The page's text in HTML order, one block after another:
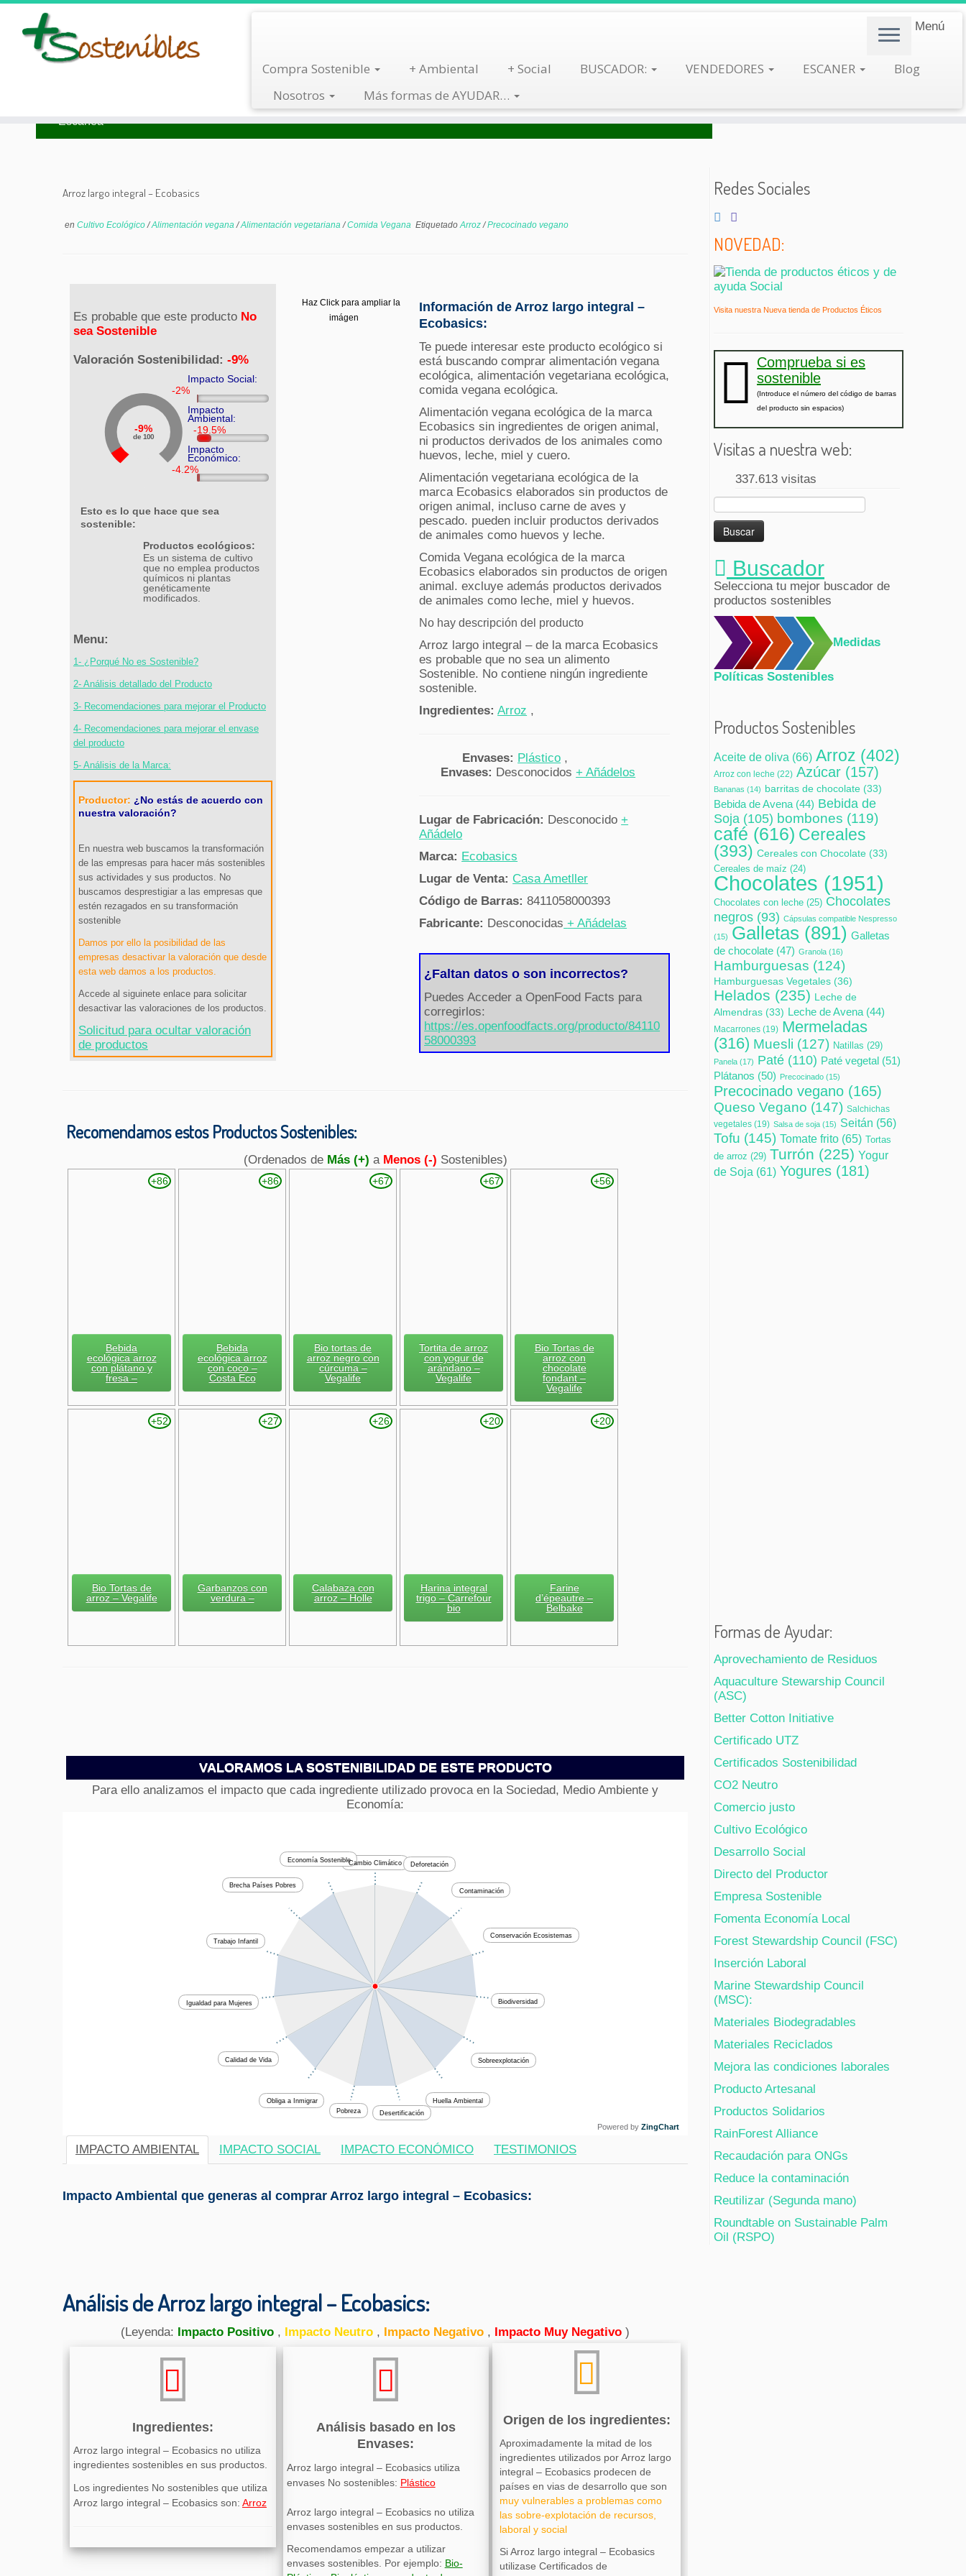
Saltar
contenido
Menú
Compra Sostenible + Ambiental + Social BUSCADOR: VENDEDORES ESCANER
Blog
Nosotros
Más formas de AYUDAR…
Escanea
Arroz largo integral – Ecobasics
en Cultivo Ecológico/Alimentación vegana/Alimentación vegetariana/Comida Vegana EtiquetadoArroz/Precocinado vegano
Es probable que este producto No
sea Sostenible
Valoración Sostenibilidad: -9%
9%
de 100
Impacto Social:
Impacto
Ambiental:
Impacto
Económico:
Esto es lo que hace que sea
sostenible:
Productos ecológicos:
Es un sistema de cultivo
que no emplea productos
químicos ni plantas
genéticamente
modificados.
Menu:
1- ¿Porqué No es Sostenible?
2- Análisis detallado del Producto
3- Recomendaciones para mejorar el Producto
4- Recomendaciones para mejorar el envase
del producto
5- Análisis de la Marca:
Productor: ¿No estás de acuerdo con
nuestra valoración?
En nuestra web buscamos la transformación
de las empresas para hacer más sostenibles
sus actividades y sus productos. No
buscamos desprestigiar a las empresas que
estén rezagados en su transformación
sostenible
Damos por ello la posibilidad de las
empresas desactivar la valoración que desde
esta web damos a los productos.
Accede al siguinete enlace para solicitar
desactivar las valoraciones de los productos.
Solicitud para ocultar valoración
de productos
Haz Click para ampliar la
imágen
Información de Arroz largo integral –
Ecobasics:
Te puede interesar este producto ecológico si
está buscando comprar alimentación vegana
ecológica, alimentación vegetariana ecológica,
comida vegana ecológica.
Alimentación vegana ecológica de la marca
Ecobasics sin ingredientes de origen animal,
ni productos derivados de los animales como
huevos, leche, miel y cuero.
Alimentación vegetariana ecológica de la
marca Ecobasics elaborados sin productos de
origen animal, incluso carne de aves y
pescado. pueden incluir productos derivados
de animales como huevos y leche.
Comida Vegana ecológica de la marca
Ecobasics elaborados sin productos de origen
animal. excluye además productos derivados
de animales como leche, miel y huevos.
No hay descripción del producto
Arroz largo integral – de la marca Ecobasics
es probable que no sea un alimento
Sostenible. No contiene ningún ingrediente
sostenible.
Ingredientes: Arroz ,
Envases: Plástico ,
Envases: Desconocidos+ Añádelos
Lugar de Fabricación: Desconocido+
Añádelo
Marca: Ecobasics
Lugar de Venta: Casa Ametller
Código de Barras:8411058000393
Fabricante: Desconocidas + Añádelas
¿Faltan datos o son incorrectos?
Puedes Acceder a OpenFood Facts para
corregirlos:
https://es.openfoodfacts.org/producto/84110
58000393
Recomendamos estos Productos Sostenibles:
(Ordenados de Más (+) a Menos (-) Sostenibles)
+86
Bebida
ecológica arroz
con plátano y
fresa –
+86
Bebida
ecológica arroz
con coco –
Costa Eco
+67
Bio tortas de
arroz negro con
cúrcuma –
Vegalife
+67
Tortita de arroz
con yogur de
arándano –
Vegalife
+56
Bio Tortas de
arroz con
chocolate
fondant –
Vegalife
+52
Bio Tortas de
arroz – Vegalife
+27
Garbanzos con
verdura –
+26
Calabaza con
arroz – Holle
+20
Harina integral
trigo – Carrefour
bio
+20
Farine
d’épeautre –
Belbake
VALORAMOS LA SOSTENIBILIDAD DE ESTE PRODUCTO
Para ello analizamos el impacto que cada ingrediente utilizado provoca en la Sociedad, Medio Ambiente y
Economía:
Cambio Climático Deforetación
Contaminación
Conservación Ecosistemas
Biodiversidad
Sobreexplotación
Huella Ambiental
Desertificación
Pobreza
Obliga a Inmigrar
Calidad de Vida
Igualdad para Mujeres
Trabajo Infantil
Brecha Países Pobres
Economía Sostenible
Powered by ZingChart
IMPACTO AMBIENTAL IMPACTO SOCIAL IMPACTO ECONÓMICO TESTIMONIOS
Impacto Ambiental que generas al comprar Arroz largo integral – Ecobasics:
Análisis de Arroz largo integral – Ecobasics:
(Leyenda: Impacto Positivo , Impacto Neutro , Impacto Negativo , Impacto Muy Negativo )
Ingredientes:
Arroz largo integral – Ecobasics no utiliza
ingredientes sostenibles en sus productos.
Los ingredientes No sostenibles que utiliza
Arroz largo integral – Ecobasics son: Arroz
Análisis basado en los
Envases:
Arroz largo integral – Ecobasics utiliza
envases No sostenibles: Plástico
Arroz largo integral – Ecobasics no utiliza
envases sostenibles en sus productos.
Recomendamos empezar a utilizar
envases sostenibles. Por ejemplo: Bio-
Origen de los ingredientes:
Aproximadamente la mitad de los
ingredientes utilizados por Arroz largo
integral – Ecobasics prodecen de
países en vias de desarrollo que son
muy vulnerables a problemas como
las sobre-explotación de recursos,
laboral y social
Si Arroz largo integral – Ecobasics
utilizase Certificados de
Redes Sociales
NOVEDAD:
Visita nuestra Nueva tienda de Productos Éticos
Comprueba si es
sostenible
(Introduce el número del código de barras
del producto sin espacios)
Visitas a nuestra web:
337.613 visitas
Buscador
Selecciona tu mejor buscador de
productos sostenibles
Medidas
Políticas Sostenibles
Productos Sostenibles
Aceite de oliva (66) Arroz (402)
Arroz con leche (22) Azúcar (157)
Bananas (14) barritas de chocolate (33)
Bebida de Avena(44) Bebida de
Soja (105) bombones (119)
café (616) Cereales
(393) Cereales con Chocolate (33)
Cereales de maíz (24)
Chocolates (1951)
Chocolates con leche (25) Chocolates
negros (93) Cápsulas compatible Nespresso
(15) Galletas (891) Galletas
de chocolate (47) Granola (16)
Hamburguesas (124)
Hamburguesas Vegetales (36)
Helados (235) Leche de
Almendras (33) Leche de Avena(44)
Macarrones (19) Mermeladas
(316) Muesli (127) Natillas (29)
Panela (17) Paté (110) Paté vegetal (51)
Plátanos (50) Precocinado (15)
Precocinado vegano (165)
Queso Vegano (147) Salchichas
vegetales (19) Salsa de soja (15) Seitán (56)
Tofu (145) Tomate frito (65) Tortas
de arroz (29) Turrón (225) Yogur
de Soja (61) Yogures (181)
Formas de Ayudar:
Aprovechamiento de Residuos
Aquaculture Stewarship Council
(ASC)
Better Cotton Initiative
Certificado UTZ
Certificados Sostenibilidad
CO2 Neutro
Comercio justo
Cultivo Ecológico
Desarrollo Social
Directo del Productor
Empresa Sostenible
Fomenta Economía Local
Forest Stewardship Council (FSC)
Inserción Laboral
Marine Stewardship Council
(MSC):
Materiales Biodegradables
Materiales Reciclados
Mejora las condiciones laborales
Producto Artesanal
Productos Solidarios
RainForest Alliance
Recaudación para ONGs
Reduce la contaminación
Reutilizar (Segunda mano)
Roundtable on Sustainable Palm
Oil (RSPO)